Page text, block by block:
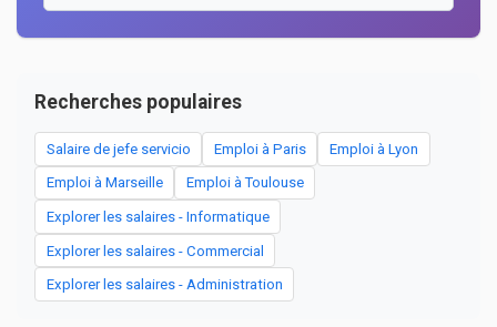
Recherches populaires
Salaire de jefe servicio Emploi à Paris Emploi à Lyon
Emploi à Marseille Emploi à Toulouse
Explorer les salaires - Informatique
Explorer les salaires - Commercial
Explorer les salaires - Administration